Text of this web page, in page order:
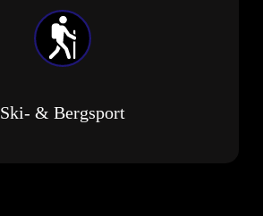
Ski- & Bergsport